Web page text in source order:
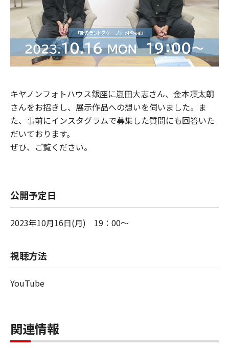
キヤノンフォトハウス銀座に嵐田大志さん、金本凜太朗
さんをお招きし、展示作品への想いを伺いました。ま
た、事前にインスタグラムで募集した質問にも回答いた
だいております。
ぜひ、ご覧ください。
公開予定日
2023年10月16日(月) 19：00～
視聴方法
YouTube
関連情報